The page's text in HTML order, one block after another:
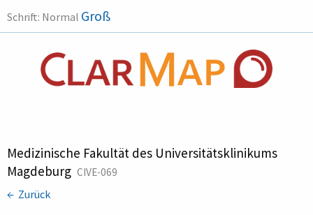
Schrift: Normal Groß
Medizinische Fakultät des Universitätsklinikums
Magdeburg CIVE-069
← Zurück